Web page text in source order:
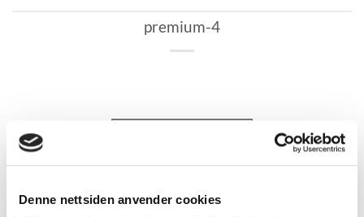
Denne nettsiden anvender cookies
premium-4
premium-3